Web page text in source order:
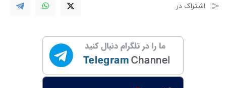
اشتراک در